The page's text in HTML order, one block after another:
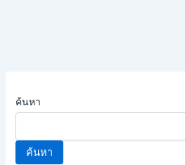
ค้นหา
ค้นหา